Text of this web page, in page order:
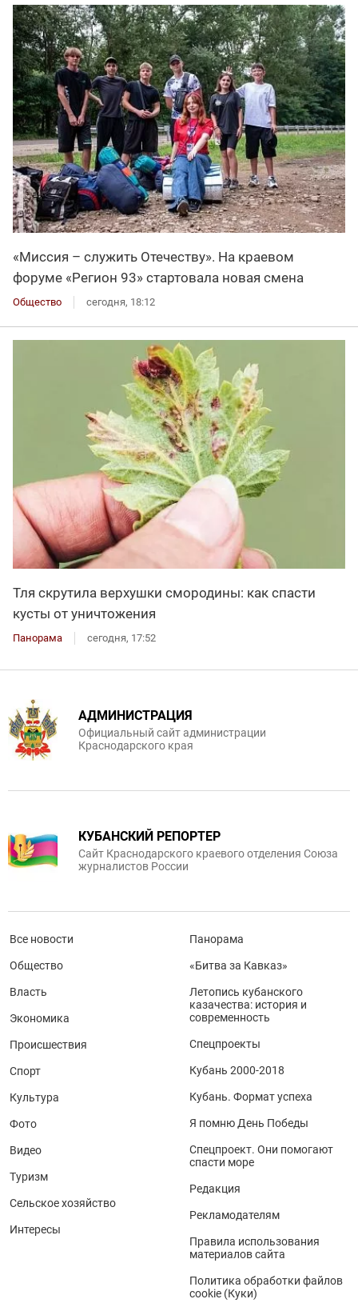
«Миссия – служить Отечеству». На краевом
форуме «Регион 93» стартовала новая смена
Общество сегодня, 18:12
Тля скрутила верхушки смородины: как спасти
кусты от уничтожения
Панорама сегодня, 17:52
АДМИНИСТРАЦИЯ
Официальный сайт администрации
Краснодарского края
КУБАНСКИЙ РЕПОРТЕР
Сайт Краснодарского краевого отделения Союза
журналистов России
Все новости
Общество
Власть
Экономика
Происшествия
Спорт
Культура
Фото
Видео
Туризм
Сельское хозяйство
Интересы
Панорама
«Битва за Кавказ»
Летопись кубанского
казачества: история и
современность
Спецпроекты
Кубань 2000-2018
Кубань. Формат успеха
Я помню День Победы
Спецпроект. Они помогают
спасти море
Редакция
Рекламодателям
Правила использования
материалов сайта
Политика обработки файлов
cookie (Куки)